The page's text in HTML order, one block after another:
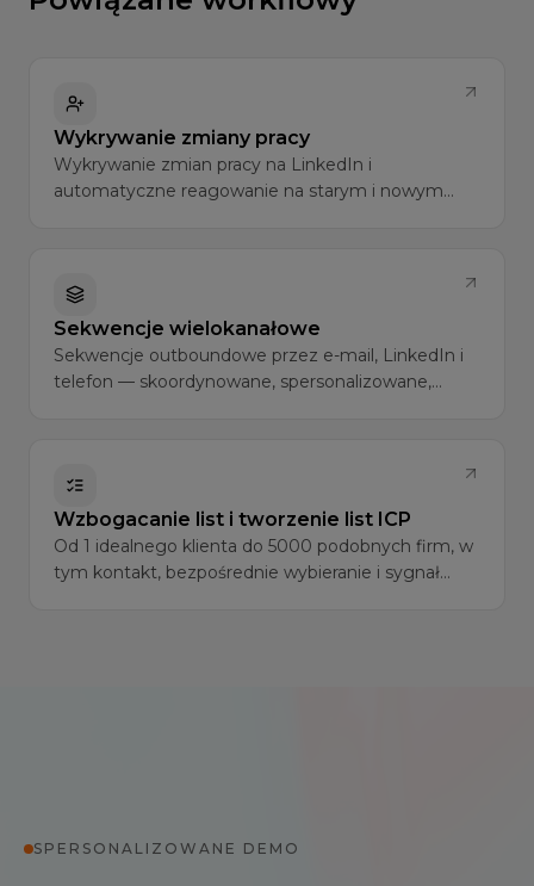
Wykrywanie zmiany pracy
Wykrywanie zmian pracy na LinkedIn i
automatyczne reagowanie na starym i nowym
Sekwencje wielokanałowe
Sekwencje outboundowe przez e-mail, LinkedIn i
telefon — skoordynowane, spersonalizowane,
Wzbogacanie list i tworzenie list ICP
Od 1 idealnego klienta do 5000 podobnych firm, w
tym kontakt, bezpośrednie wybieranie i sygnał
SPERSONALIZOWANE DEMO